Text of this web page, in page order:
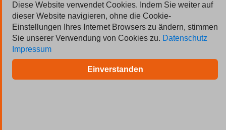
© 2026 Deutsche Jobmarkt GmbH
Inserieren
Kontakt
Diese Website verwendet Cookies. Indem Sie weiter auf
dieser Website navigieren, ohne die Cookie-
Einstellungen Ihres Internet Browsers zu ändern, stimmen
Sie unserer Verwendung von Cookies zu. Datenschutz
Impressum
Einverstanden